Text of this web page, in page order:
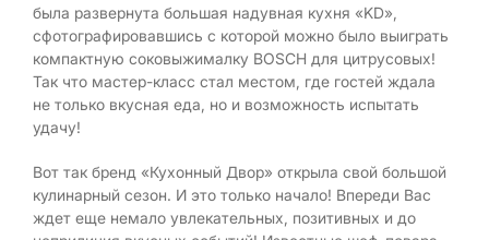
была развернута большая надувная кухня «KD»,
сфотографировавшись с которой можно было выиграть
компактную соковыжималку BOSCH для цитрусовых!
Так что мастер-класс стал местом, где гостей ждала
не только вкусная еда, но и возможность испытать
удачу!
Вот так бренд «Кухонный Двор» открыла свой большой
кулинарный сезон. И это только начало! Впереди Вас
ждет еще немало увлекательных, позитивных и до